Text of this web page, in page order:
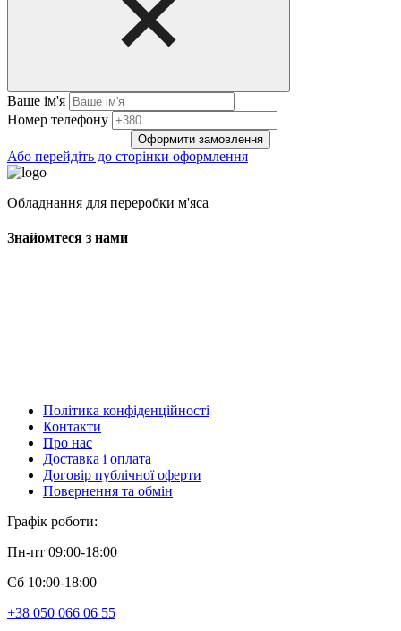
Ваше ім'я
Нoмep тeлeфoнy
Оформити замовлення
Або перейдіть до сторінки оформлення
Обладнання для переробки м'яса
Знайомтеся з нами
Політика конфіденційності
Контакти
Про нас
Доставка і оплата
Договір публічної оферти
Повернення та обмін
Графік роботи:
Пн-пт 09:00-18:00
Сб 10:00-18:00
+38 050 066 06 55